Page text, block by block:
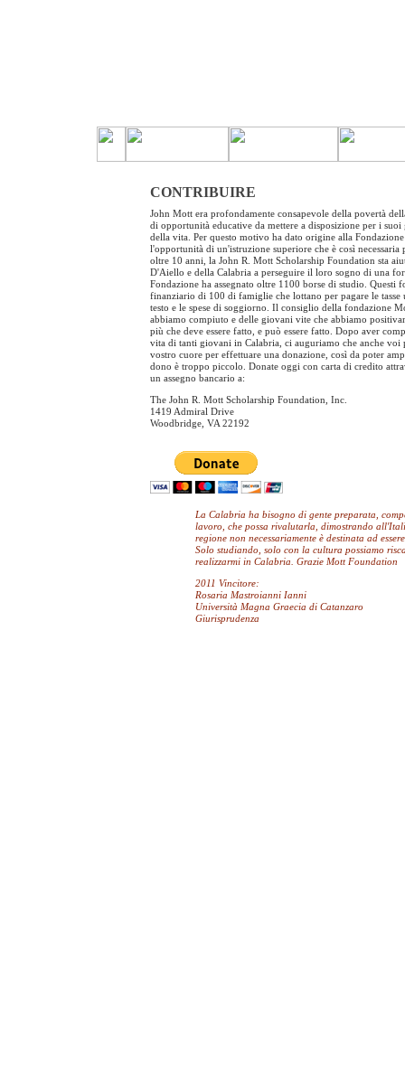
CONTRIBUIRE
John Mott era profondamente consapevole della povertà
di opportunità educative da mettere a disposizione per i
della vita. Per questo motivo ha dato origine alla
l'opportunità di un'istruzione superiore che è così
oltre 10 anni, la John R. Mott Scholarship Foundation sta
D'Aiello e della Calabria a perseguire il loro sogno di una
Fondazione ha assegnato oltre 1100 borse di studio. Questi
finanziario di 100 di famiglie che lottano per pagare le
testo e le spese di soggiorno. Il consiglio della fondazione
abbiamo compiuto e delle giovani vite che abbiamo
più che deve essere fatto, e può essere fatto. Dopo aver
vita di tanti giovani in Calabria, ci auguriamo che anche voi
vostro cuore per effettuare una donazione, così da poter
dono è troppo piccolo. Donate oggi con carta di credito
un assegno bancario a:
The John R. Mott Scholarship Foundation, Inc.
1419 Admiral Drive
Woodbridge, VA 22192
La Calabria ha bisogno di gente preparata,
lavoro, che possa rivalutarla, dimostrando
regione non necessariamente è destinata ad
Solo studiando, solo con la cultura possiamo
realizzarmi in Calabria. Grazie Mott Foundation
2011 Vincitore:
Rosaria Mastroianni Ianni
Università Magna Graecia di Catanzaro
Giurisprudenza